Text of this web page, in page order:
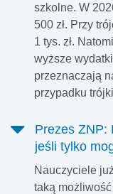
szkolne. W
500 zł. Przy
1 tys. zł.
wyższe
przeznaczają
przypadku
Prezes ZNP:
jeśli tylko
Nauczyciele
taką